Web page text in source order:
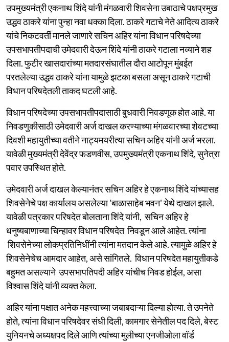
उपमुख्यमंत्री एकनाथ शिंदे यांनी मंगळवारी शिवसेना उबाठाचे पक्षप्रमुख
उद्धव ठाकरे यांना पुन्हा नवा धक्का दिला. ठाकरे गटाचे नेते आदित्य ठाकरे
यांचे निकटवर्ती मानले जाणारे सचिन अहिर यांना विधान परिषदेच्या
उपसभापतीपदाची उमेदवारी देऊन शिंदे यांनी ठाकरे गटाला नव्याने शह
दिला. फुटीर खासदारांच्या मतदारसंघातील दौरा आटोपून मुंबईत
परतलेल्या उद्धव ठाकरे यांना यामुळे झटका बसला असून ठाकरे गटाची
विधान परिषदेतली ताकद घटली आहे.
विधान परिषदेच्या उपसभापतीपदासाठी बुधवारी निवडणूक होत आहे. या
निवडणुकीसाठी उमेदवारी अर्ज दाखल करण्याच्या मंगळवारच्या शेवटच्या
दिवशी महायुतीच्या वतीने नाट्यमयरीत्या सचिन अहिर यांनी अर्ज भरला.
यावेळी मुख्यमंत्री देवेंद्र फडणवीस, उपमुख्यमंत्री एकनाथ शिंदे, सुनेत्रा
पवार उपस्थित होते.
उमेदवारी अर्ज दाखल केल्यानंतर सचिन अहिर हे एकनाथ शिंदे यांच्यासह
शिवसेनेचे पक्ष कार्यालय असलेल्या 'बाळासाहेब भवन' येथे दाखल झाले.
यावेळी पत्रकार परिषदेत बोलताना शिंदे यांनी, सचिन अहिर हे
धनुष्यबाणाच्या चिन्हावर विधान परिषदेत निवडून आले आहेत. त्यांना
शिवसेनेच्या लोकप्रतिनिधींनी त्यांना मतदान केले आहे. त्यामुळे अहिर हे
शिवसेनेचेच आमदार आहेत, असे सांगितले. विधान परिषदेत महायुतीकडे
बहुमत असल्याने उपसभापतिपदी अहिर यांचीच निवड होईल, असा
विश्वास शिंदे यांनी व्यक्त केला.
अहिर यांना पक्षात अनेक महत्त्वाच्या जबाबदाऱ्या दिल्या होत्या. ते उपनेते
होते, त्यांना विधान परिषदेवर संधी दिली, कामगार सेनेतील पद दिले, बेस्ट
युनियनचे अध्यक्षपद दिले आणि त्यांच्या मुलीच्या एनजीओला वॉर्ड